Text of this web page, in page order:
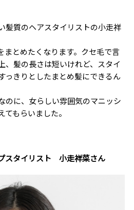
髪質のヘアスタイリストの小走祥
まとめたくなります。クセ毛で言
、髪の長さは短いけれど、スタイ
っきりとしたまとめ髪にできるん
のに、女らしい雰囲気のマニッシ
もらいました。
スタイリスト 小走祥菜さん